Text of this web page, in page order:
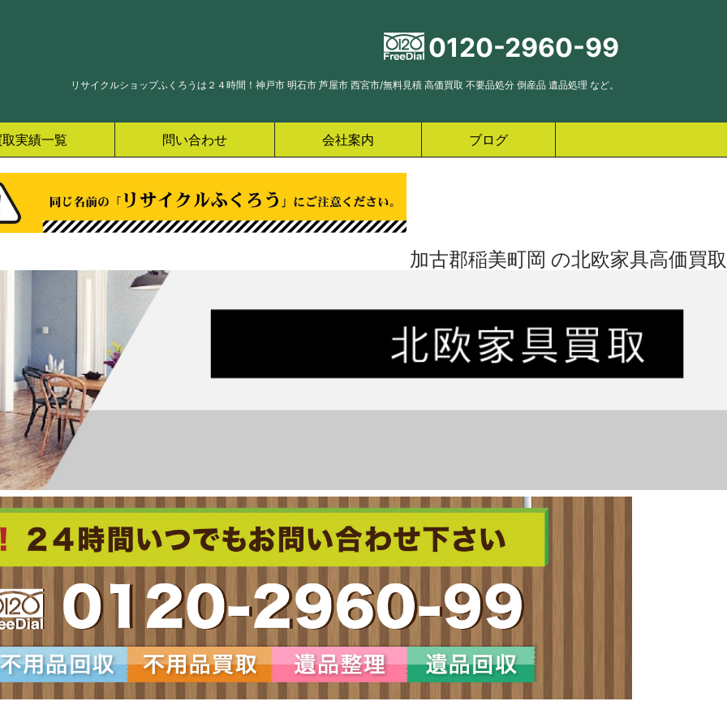
0120-2960-99
リサイクルショップふくろうは２４時間！神戸市 明石市 芦屋市 西宮市/無料見積 高価買取 不要品処分 倒産品 遺品処理 など。
実績一覧 問い合わせ 会社案内 ブログ
加古郡稲美町岡 の北欧家具高価買取